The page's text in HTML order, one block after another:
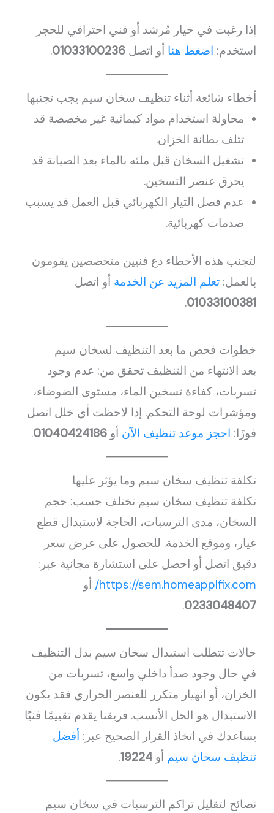
إذا رغبت في خيار مُرشد أو فني احترافي للحجز
استخدم: اضغط هنا أو اتصل01033100236
.
أخطاء شائعة أثناء تنظيف سخان سيم يجب تجنبها
محاولة استخدام مواد كيمائية غير مخصصة قد
تتلف بطانة الخزان.
تشغيل السخان قبل ملئه بالماء بعد الصيانة قد
يحرق عنصر التسخين.
عدم فصل التيار الكهربائي قبل العمل قد يسبب
صدمات كهربائية.
لتجنب هذه الأخطاء دع فنيين متخصصين يقومون
بالعمل:تعلم المزيد عن الخدمة أو اتصل
01033100381
.
خطوات فحص ما بعد التنظيف لسخان سيم
بعد الانتهاء من التنظيف تحقق من: عدم وجود
تسربات، كفاءة تسخين الماء، مستوى الضوضاء،
ومؤشرات لوحة التحكم. إذا لاحظت أي خلل اتصل
فورًا: احجز موعد تنظيف الآن أو01040424186
.
تكلفة تنظيف سخان سيم وما يؤثر عليها
تكلفة تنظيف سخان سيم تختلف حسب: حجم
السخان، مدى الترسبات، الحاجة لاستبدال قطع
غيار، وموقع الخدمة. للحصول على عرض سعر
دقيق اتصل أو احصل على استشارة مجانية عبر:
https://sem.homeapplfix.com/ أو
0233048407
.
حالات تتطلب استبدال سخان سيم بدل التنظيف
في حال وجود صدأ داخلي واسع، تسربات من
الخزان، أو انهيار متكرر للعنصر الحراري فقد يكون
الاستبدال هو الحل الأنسب. فريقنا يقدم تقييمًا فنيًا
يساعدك في اتخاذ القرار الصحيح عبر: أفضل
تنظيف سخان سيم أو19224
.
نصائح لتقليل تراكم الترسبات في سخان سيم